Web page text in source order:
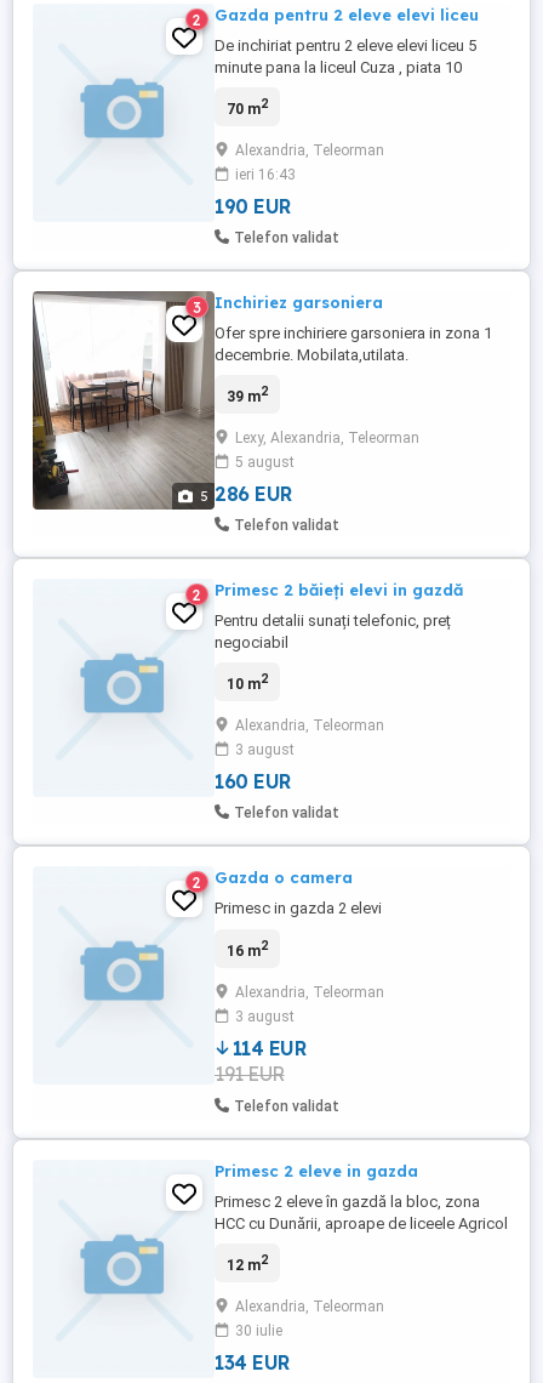
2 Gazda pentru 2 eleve elevi liceu
De inchiriat pentru 2 eleve elevi liceu 5
minute pana la liceul Cuza , piata 10
Teoretic Langa bloc sunt supermarketuri,
Detalii suplimentare la telefon
70 m2
Alexandria, Teleorman
ieri 16:43
190 EUR
Telefon validat
5
3 Inchiriez garsoniera
Ofer spre inchiriere garsoniera in zona 1
decembrie. Mobilata,utilata.
39 m2
Lexy, Alexandria, Teleorman
5 august
286 EUR
Telefon validat
2 Primesc 2 băieți elevi in gazdă
Pentru detalii sunați telefonic, preț
negociabil
10 m2
Alexandria, Teleorman
3 august
160 EUR
Telefon validat
2 Gazda o camera
Primesc in gazda 2 elevi
16 m2
Alexandria, Teleorman
3 august
114 EUR
191 EUR
Telefon validat
Primesc 2 eleve in gazda
Primesc 2 eleve în gazdă la bloc, zona
HCC cu Dunării, aproape de liceele Agricol
12 m2
Alexandria, Teleorman
30 iulie
134 EUR